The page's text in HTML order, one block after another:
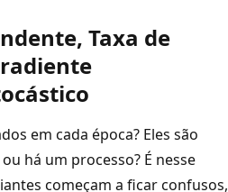
Taxa de
em cada época? Eles são
há um processo? É nesse
começam a ficar confusos,